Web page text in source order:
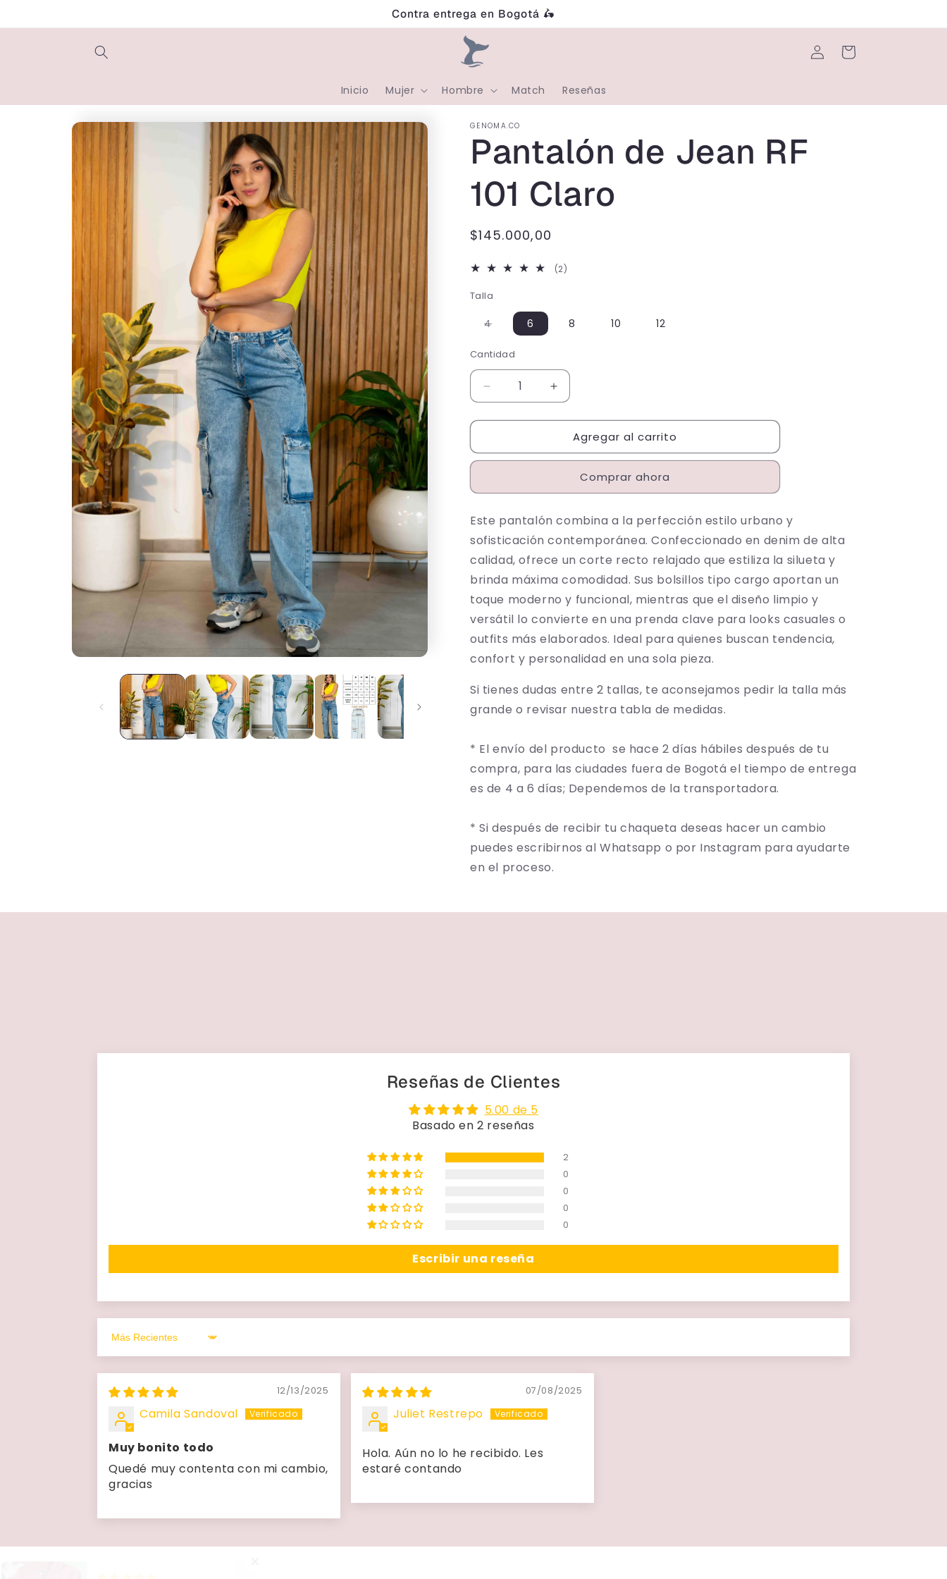
al contenido
Contra entrega en Bogotá 🛵
Inicio Mujer Hombre Match Reseñas
Iniciar
sesión
Carrito
directamente
información
del producto
GENOMA.CO
Pantalón de Jean RF
101 Claro
Precio
$145.000,00
(2)
Talla
4Variante
agotada
no
6 8 10 12
Cantidad
Cantidad
Reducir
cantidad
para
de
101
Aumentar
cantidad
para
Pantalón
de
101
Agregar al carrito
Comprar ahora
Este pantalón combina a la perfección estilo urbano y
sofisticación contemporánea. Confeccionado en denim de alta
calidad, ofrece un corte recto relajado que estiliza la silueta y
brinda máxima comodidad. Sus bolsillos tipo cargo aportan un
toque moderno y funcional, mientras que el diseño limpio y
versátil lo convierte en una prenda clave para looks casuales o
outfits más elaborados. Ideal para quienes buscan tendencia,
confort y personalidad en una sola pieza.
Si tienes dudas entre 2 tallas, te aconsejamos pedir la talla más
grande o revisar nuestra tabla de medidas.
* El envío del producto se hace 2 días hábiles después de tu
compra, para las ciudades fuera de Bogotá el tiempo de entrega
es de 4 a 6 días; Dependemos de la transportadora.
* Si después de recibir tu chaqueta deseas hacer un cambio
puedes escribirnos al Whatsapp o por Instagram para ayudarte
en el proceso.
Reseñas de Clientes
5.00 de 5
Basado en 2 reseñas
2
0
0
0
0
Escribir una reseña
Sort by
12/13/2025
Camila Sandoval
Muy bonito todo
Quedé muy contenta con mi cambio,
gracias
07/08/2025
Juliet Restrepo
Hola. Aún no lo he recibido. Les
estaré contando